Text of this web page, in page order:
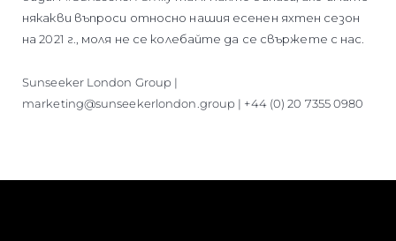
някакви въпроси относно нашия есенен яхтен сезон
на 2021 г., моля не се колебайте да се свържете с нас.
Sunseeker London Group |
marketing@sunseekerlondon.group | +44 (0) 20 7355 0980